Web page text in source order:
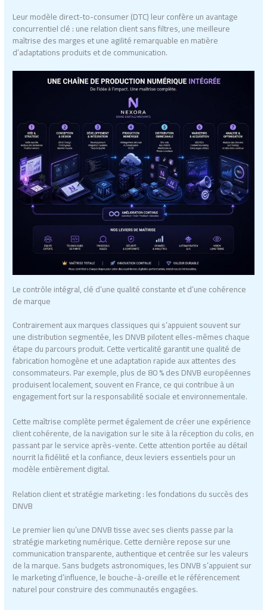
Leur modèle direct-to-consumer (DTC) leur confère un avantage
concurrentiel clé : une relation client sans filtres, une meilleure
maîtrise des marges et une agilité remarquable en matière
d’adaptations produits et de communication.
Le contrôle intégral, clé d’une qualité constante et d’une cohérence
de marque
Contrairement aux marques classiques qui s’appuient souvent sur
une distribution segmentée, les DNVB pilotent elles-mêmes chaque
étape du parcours produit. Cette verticalité garantit une qualité de
fabrication homogène et une adaptation rapide aux attentes des
consommateurs. Par exemple, plus de 80 % des DNVB européennes
produisent localement, souvent en France, ce qui contribue à un
engagement fort sur la responsabilité sociale et environnementale.
Cette maîtrise complète permet également de créer une expérience
client cohérente, de la navigation sur le site à la réception du colis, en
passant par le service après-vente. Cette attention portée au détail
nourrit la fidélité et la confiance, deux leviers essentiels pour un
modèle entièrement digital.
Relation client et stratégie marketing : les fondations du succès des
DNVB
Le premier lien qu’une DNVB tisse avec ses clients passe par la
stratégie marketing numérique. Cette dernière repose sur une
communication transparente, authentique et centrée sur les valeurs
de la marque. Sans budgets astronomiques, les DNVB s’appuient sur
le marketing d’influence, le bouche-à-oreille et le référencement
naturel pour construire des communautés engagées.